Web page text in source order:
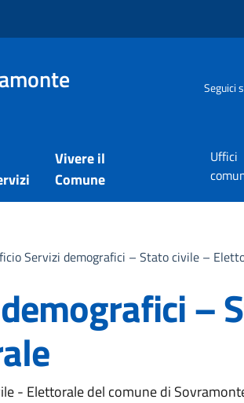
Seguici
Vivere il
Comune
Uffici
Servizi demografici – Stato civile –
–
- Elettorale del comune di